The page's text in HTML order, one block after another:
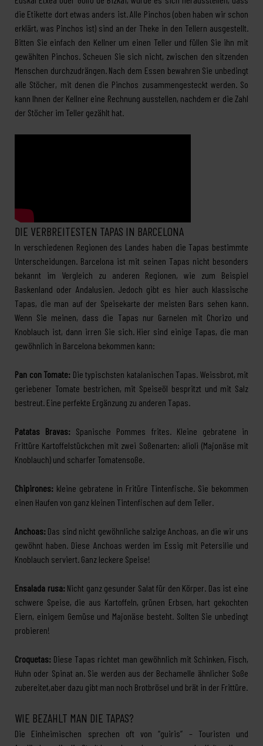
die Etikette dort etwas anders ist. Alle Pinchos (oben haben wir schon
erklärt, was Pinchos ist) sind an der Theke in den Tellern ausgestellt.
Bitten Sie einfach den Kellner um einen Teller und füllen Sie ihn mit
gewählten Pinchos. Scheuen Sie sich nicht, zwischen den sitzenden
Menschen durchzudrängen. Nach dem Essen bewahren Sie unbedingt
alle Stöcher, mit denen die Pinchos zusammengesteckt werden. So
kann Ihnen der Kellner eine Rechnung ausstellen, nachdem er die Zahl
der Stöcher im Teller gezählt hat.
DIE VERBREITESTEN TAPAS IN BARCELONA
In verschiedenen Regionen des Landes haben die Tapas bestimmte
Unterscheidungen. Barcelona ist mit seinen Tapas nicht besonders
bekannt im Vergleich zu anderen Regionen, wie zum Beispiel
Baskenland oder Andalusien. Jedoch gibt es hier auch klassische
Tapas, die man auf der Speisekarte der meisten Bars sehen kann.
Wenn Sie meinen, dass die Tapas nur Garnelen mit Chorizo und
Knoblauch ist, dann irren Sie sich. Hier sind einige Tapas, die man
gewöhnlich in Barcelona bekommen kann:
Pan con Tomate: Die typischsten katalanischen Tapas. Weissbrot, mit
geriebener Tomate bestrichen, mit Speiseöl bespritzt und mit Salz
bestreut. Eine perfekte Ergänzung zu anderen Tapas.
Patatas Bravas: Spanische Pommes frites. Kleine gebratene in
Frittüre Kartoffelstückchen mit zwei Soßenarten: alioli (Majonäse mit
Knoblauch) und scharfer Tomatensoße.
Chipirones: kleine gebratene in Fritüre Tintenfische. Sie bekommen
einen Haufen von ganz kleinen Tintenfischen auf dem Teller.
Anchoas: Das sind nicht gewöhnliche salzige Anchoas, an die wir uns
gewöhnt haben. Diese Anchoas werden im Essig mit Petersilie und
Knoblauch serviert. Ganz leckere Speise!
Ensalada rusa:Nicht ganz gesunder Salat für den Körper. Das ist eine
schwere Speise, die aus Kartoffeln, grünen Erbsen, hart gekochten
Eiern, einigem Gemüse und Majonäse besteht. Sollten Sie unbedingt
probieren!
Croquetas: Diese Tapas richtet man gewöhnlich mit Schinken, Fisch,
Huhn oder Spinat an. Sie werden aus der Bechamelle ähnlicher Soße
zubereitet,aber dazu gibt man noch Brotbrösel und brät in der Frittüre.
WIE BEZAHLT MAN DIE TAPAS?
Die Einheimischen sprechen oft von “guiris” – Touristen und